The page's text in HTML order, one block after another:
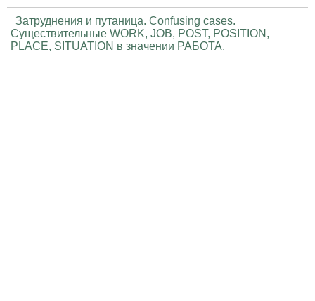
Затруднения и путаница. Confusing cases.
Существительные WORK, JOB, POST, POSITION,
PLACE, SITUATION в значении РАБОТА.